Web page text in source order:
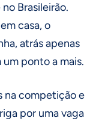
Brasileirão.
casa, o
atrás apenas
um ponto a mais.
na competição e
por uma vaga